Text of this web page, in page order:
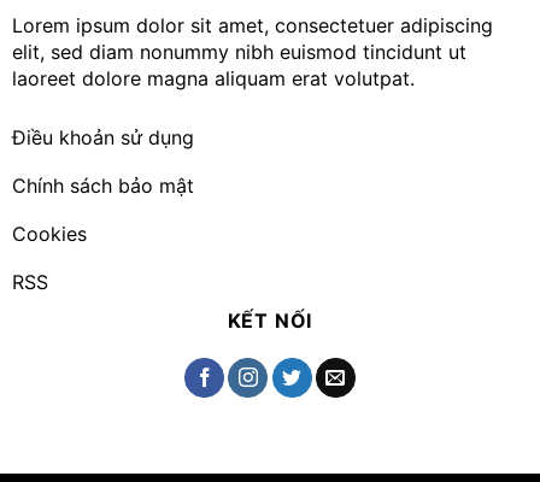
Lorem ipsum dolor sit amet, consectetuer adipiscing
elit, sed diam nonummy nibh euismod tincidunt ut
laoreet dolore magna aliquam erat volutpat.
Điều khoản sử dụng
Chính sách bảo mật
Cookies
RSS
KẾT NỐI